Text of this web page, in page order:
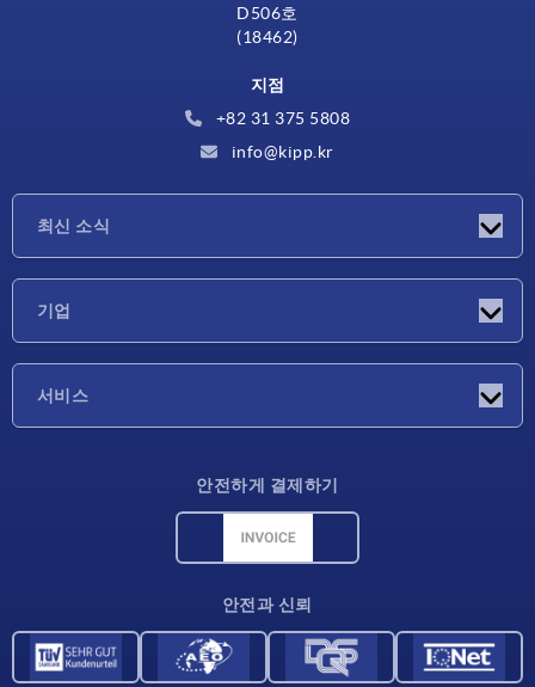
D506호
(18462)
지점
+82 31 375 5808
info@kipp.kr
최신 소식
기업
서비스
안전하게 결제하기
안전과 신뢰